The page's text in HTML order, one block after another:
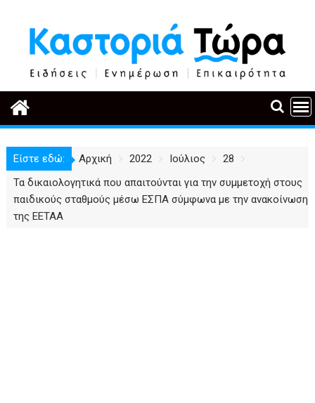
περιεχόμενο
Είστε εδώ: Αρχική 2022 Ιούλιος
28
Τα δικαιολογητικά που απαιτούνται για την συμμετοχή στους
παιδικούς σταθμούς μέσω ΕΣΠΑ σύμφωνα με την ανακοίνωση
της ΕΕΤΑΑ